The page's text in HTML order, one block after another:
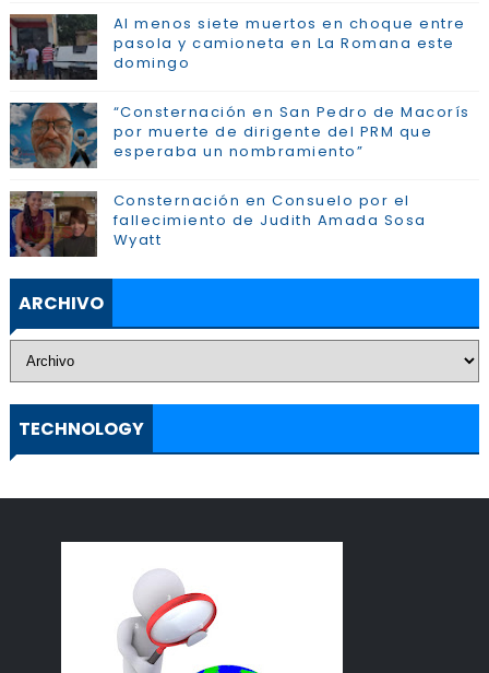
Al menos siete muertos en choque entre
pasola y camioneta en La Romana este
domingo
“Consternación en San Pedro de Macorís
por muerte de dirigente del PRM que
esperaba un nombramiento”
Consternación en Consuelo por el
fallecimiento de Judith Amada Sosa
Wyatt
ARCHIVO
TECHNOLOGY